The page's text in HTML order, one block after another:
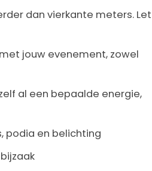
dan vierkante meters. Let
jouw evenement, zowel
al een bepaalde energie,
podia en belichting